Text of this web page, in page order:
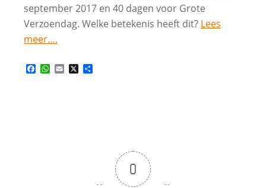
september 2017 en 40 dagen voor Grote
Verzoendag. Welke betekenis heeft dit? Lees
meer….
Facebook
WhatsApp
Email
X
0